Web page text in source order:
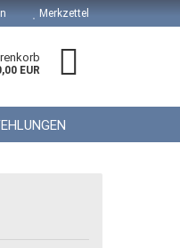
Merkzettel
EUR